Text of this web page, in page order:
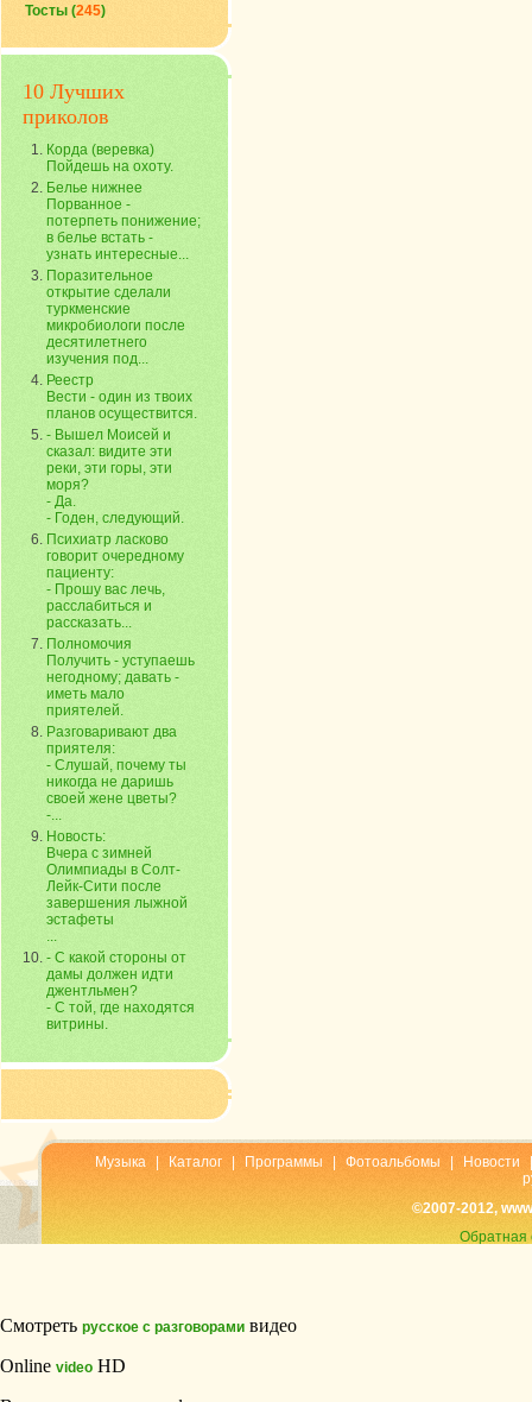
Тосты (245)
10 Лучших
приколов
Корда (веревка)
Пойдешь на охоту.
Белье нижнее
Порванное -
потерпеть понижение;
в белье встать -
узнать интересные...
Поразительное
открытие сделали
туркменские
микробиологи после
десятилетнего
изучения под...
Реестр
Вести - один из твоих
планов осуществится.
- Вышел Моисей и
сказал: видите эти
реки, эти горы, эти
моря?
- Да.
- Годен, следующий.
Психиатр ласково
говорит очередному
пациенту:
- Прошу вас лечь,
расслабиться и
рассказать...
Полномочия
Получить - уступаешь
негодному; давать -
иметь мало
приятелей.
Разговаривают два
приятеля:
- Слушай, почему ты
никогда не даришь
своей жене цветы?
-...
Новость:
Вчера с зимней
Олимпиады в Солт-
Лейк-Сити после
завершения лыжной
эстафеты
...
- С какой стороны от
дамы должен идти
джентльмен?
- С той, где находятся
витрины.
Музыка Каталог Программы Фотоальбомы Новости
©2007-2012,
Обратная
Смотреть русское с разговорами видео
Online video HD